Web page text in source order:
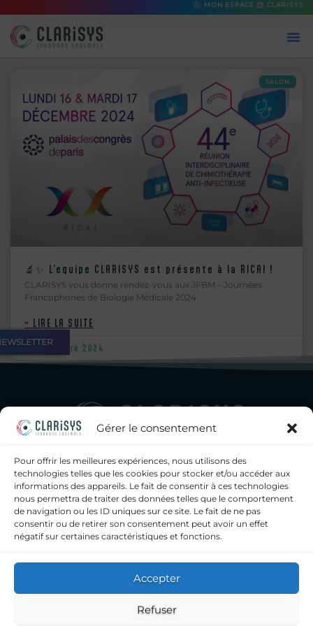
Gérer le consentement
Pour offrir les meilleures expériences, nous utilisons des
technologies telles que les cookies pour stocker et/ou accéder aux
informations des appareils. Le fait de consentir à ces technologies
nous permettra de traiter des données telles que le comportement
de navigation ou les ID uniques sur ce site. Le fait de ne pas
consentir ou de retirer son consentement peut avoir un effet
négatif sur certaines caractéristiques et fonctions.
Accepter
Refuser
MON ESPACE CLARISYS
SALON
🔬✨ L’equipe CLARISYS est présente à la RICAI !
CLARISYS vous donne rendez-vous aux JFBM – Journées
Francophones de Biologie Médicale 2024
» LIRE LA SUITE
16 Décembre 2024
Clarisys, seul éditeur de logiciels français a proposer à la fois
un SIL, un middleware généraliste intégré et un
middleware dédié bactériologie, pour les laboratoires
d’analyses médicales, privés et hospitaliers.
contact@clarisys.fr
6, impasse Léonce Couture